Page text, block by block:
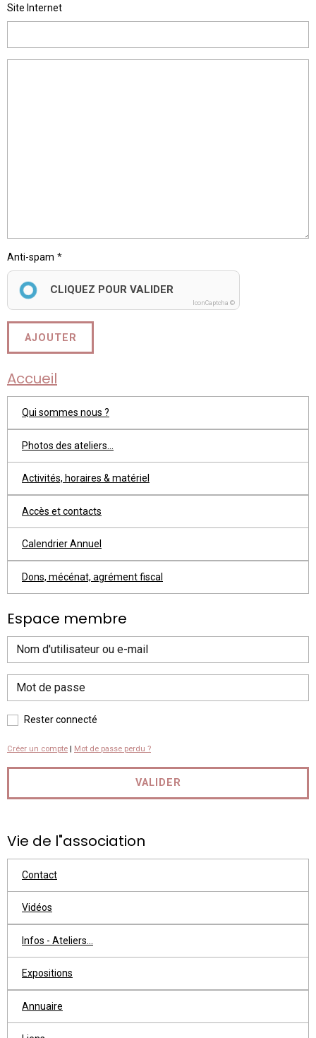
Site Internet
Anti-spam
CLIQUEZ POUR VALIDER
IconCaptcha ©
AJOUTER
Accueil
Qui sommes nous ?
Photos des ateliers...
Activités, horaires & matériel
Accès et contacts
Calendrier Annuel
Dons, mécénat, agrément fiscal
Espace membre
Rester connecté
Créer un compte | Mot de passe perdu ?
VALIDER
Vie de l"association
Contact
Vidéos
Infos - Ateliers...
Expositions
Annuaire